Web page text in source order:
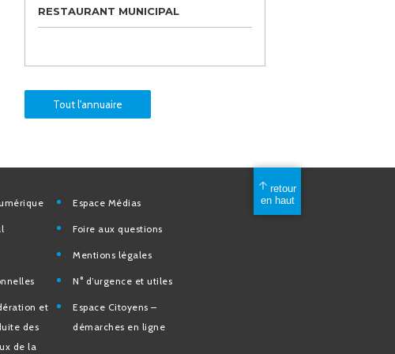
RESTAURANT MUNICIPAL
Tout l'annuaire
numérique Espace Médias
légal Foire aux questions
Mentions légales
personnelles N° d’urgence et utiles
modération et de
des
sociaux de la Ville
Espace Citoyens –
démarches en ligne